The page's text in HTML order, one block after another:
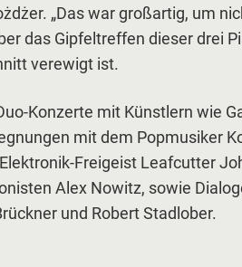
„Das war großartig, um
das Gipfeltreffen dieser drei
verewigt ist.
Konzerte mit Künstlern wie
mit dem Popmusiker
Freigeist Leafcutter
Alex Nowitz, sowie
und Robert Stadlober.